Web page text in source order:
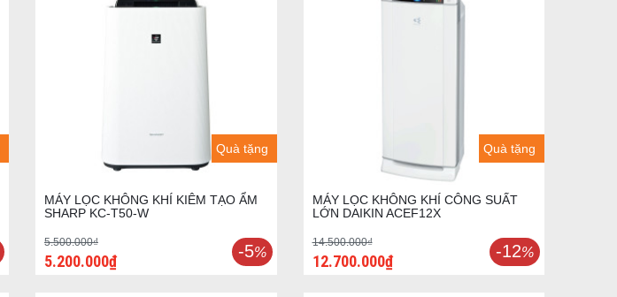
Quà tặng
MÁY LỌC KHÔNG KHÍ KIÊM TẠO ẨM
SHARP KC-T50-W
5.500.000₫
5.200.000₫
-5%
Quà tặng
MÁY LỌC KHÔNG KHÍ CÔNG SUẤT
LỚN DAIKIN ACEF12X
14.500.000₫
12.700.000₫
-12%